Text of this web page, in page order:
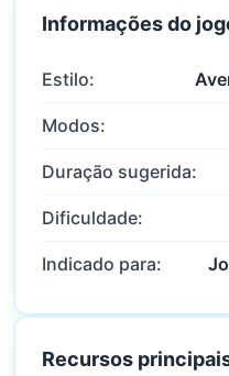
Informações do
Estilo:
Modos:
Duração sugerida:
Dificuldade:
Indicado para:
Recursos